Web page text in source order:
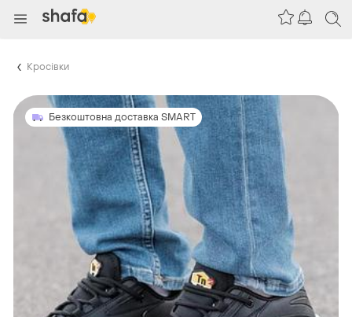
Кросівки
Безкоштовна доставка SMART